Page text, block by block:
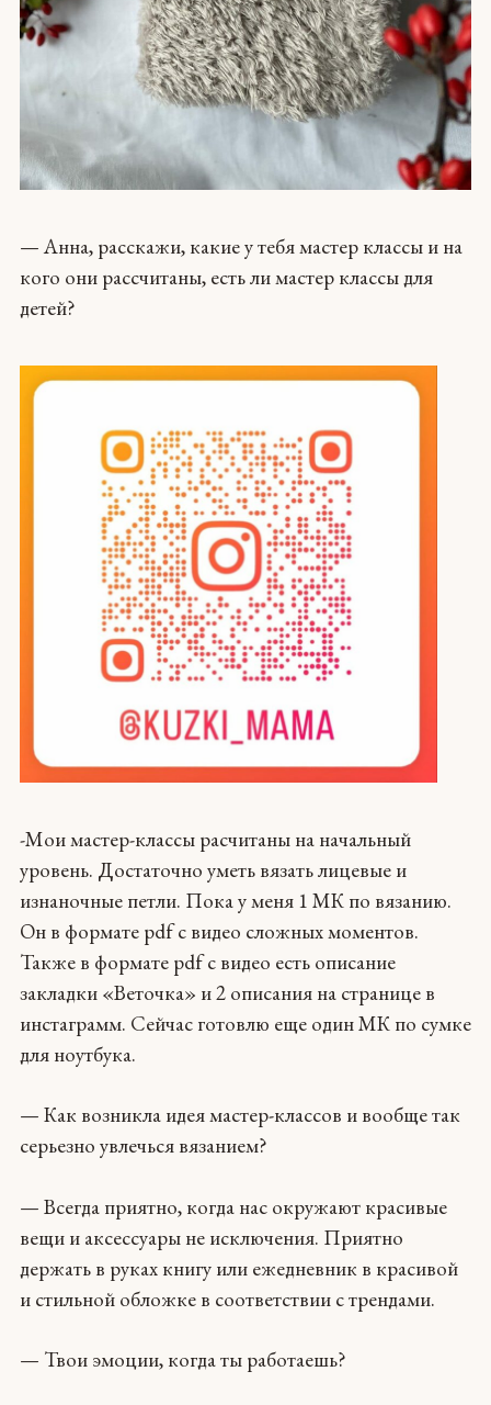
— Анна, расскажи, какие у тебя мастер классы и на
кого они рассчитаны, есть ли мастер классы для
детей?
-Мои мастер-классы расчитаны на начальный
уровень. Достаточно уметь вязать лицевые и
изнаночные петли. Пока у меня 1 МК по вязанию.
Он в формате pdf с видео сложных моментов.
Также в формате pdf с видео есть описание
закладки «Веточка» и 2 описания на странице в
инстаграмм. Сейчас готовлю еще один МК по сумке
для ноутбука.
— Как возникла идея мастер-классов и вообще так
серьезно увлечься вязанием?
— Всегда приятно, когда нас окружают красивые
вещи и аксессуары не исключения. Приятно
держать в руках книгу или ежедневник в красивой
и стильной обложке в соответствии с трендами.
— Твои эмоции, когда ты работаешь?